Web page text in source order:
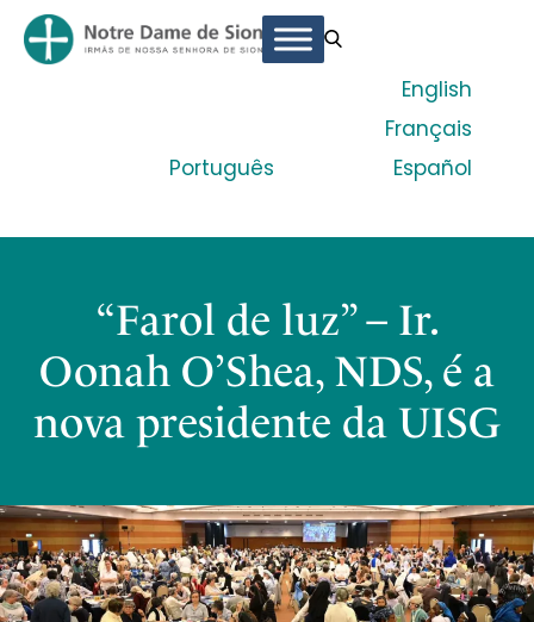
Português
English
Français
Español
“Farol de luz” – Ir.
Oonah O’Shea, NDS, é a
nova presidente da UISG